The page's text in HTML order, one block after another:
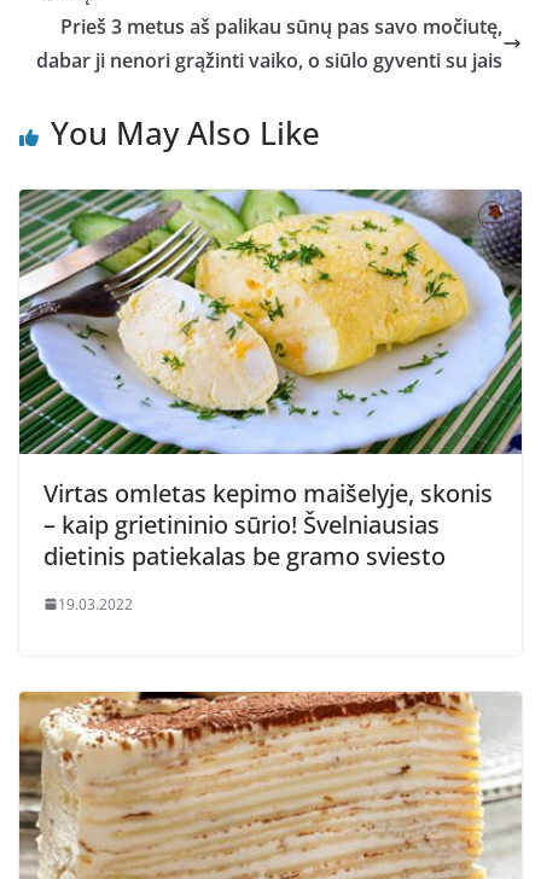
Prieš 3 metus aš palikau sūnų pas savo močiutę,
dabar ji nenori grąžinti vaiko, o siūlo gyventi su jais
You May Also Like
Virtas omletas kepimo maišelyje, skonis
– kaip grietininio sūrio! Švelniausias
dietinis patiekalas be gramo sviesto
19.03.2022